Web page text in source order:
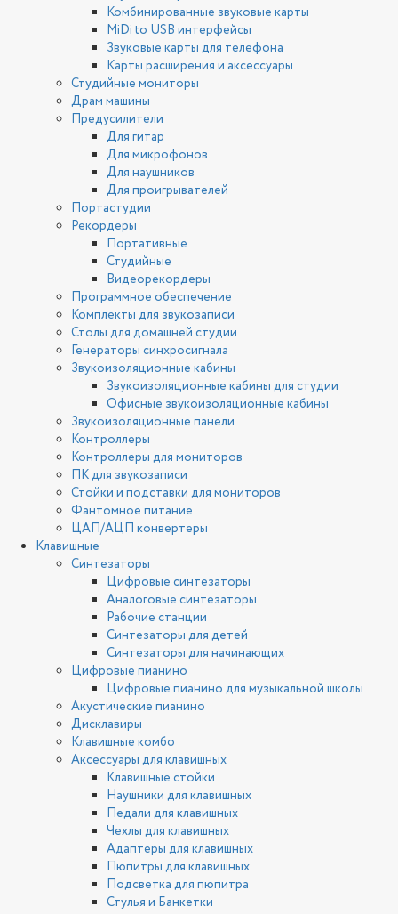
Комбинированные звуковые карты
MiDi to USB интерфейсы
Звуковые карты для телефона
Карты расширения и аксессуары
Студийные мониторы
Драм машины
Предусилители
Для гитар
Для микрофонов
Для наушников
Для проигрывателей
Портастудии
Рекордеры
Портативные
Студийные
Видеорекордеры
Программное обеспечение
Комплекты для звукозаписи
Столы для домашней студии
Генераторы синхросигнала
Звукоизоляционные кабины
Звукоизоляционные кабины для студии
Офисные звукоизоляционные кабины
Звукоизоляционные панели
Контроллеры
Контроллеры для мониторов
ПК для звукозаписи
Стойки и подставки для мониторов
Фантомное питание
ЦАП/АЦП конвертеры
Клавишные
Синтезаторы
Цифровые синтезаторы
Аналоговые синтезаторы
Рабочие станции
Синтезаторы для детей
Синтезаторы для начинающих
Цифровые пианино
Цифровые пианино для музыкальной школы
Акустические пианино
Дисклавиры
Клавишные комбо
Аксессуары для клавишных
Клавишные стойки
Наушники для клавишных
Педали для клавишных
Чехлы для клавишных
Адаптеры для клавишных
Пюпитры для клавишных
Подсветка для пюпитра
Стулья и Банкетки